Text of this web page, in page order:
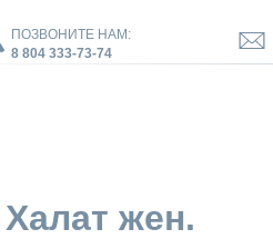
ПОЗВОНИТЕ НАМ:
8 804 333-73-74
жен.